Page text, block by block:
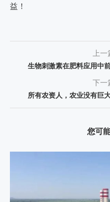
益！
上一
生物刺激素在肥料应用中
下一
所有农资人，农业没有巨
您可